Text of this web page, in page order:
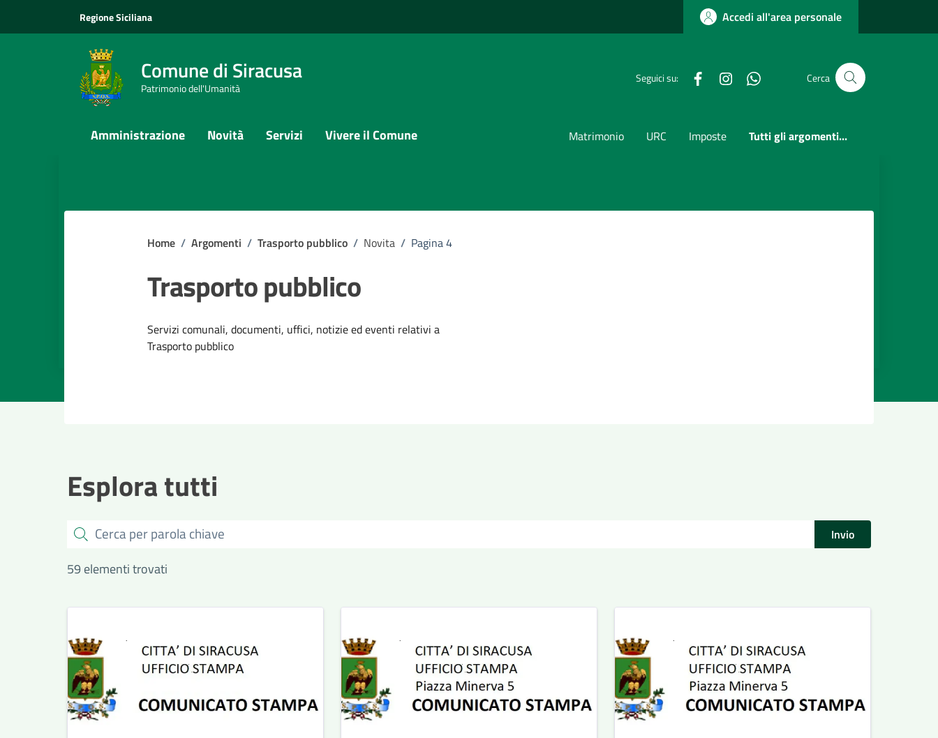
Regione Siciliana Accedi all'area personale
Comune di Siracusa
Patrimonio dell'Umanità
Seguici su: FacebookInstagramwhatsappCerca
Amministrazione Novità Servizi Vivere il Comune Matrimonio URC Imposte Tutti gli argomenti...
Home / Argomenti / Trasporto pubblico / Novita / Pagina 4
Trasporto pubblico
Dettagli dell'argomento
Servizi comunali, documenti, uffici, notizie ed eventi relativi a
Trasporto pubblico
Esplora tutti
Cerca Invio
59 elementi trovati